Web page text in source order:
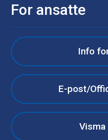
For ansatte
Info
E-post/
Visma